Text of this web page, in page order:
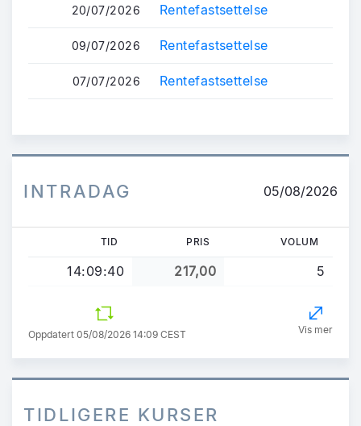
20/07/2026 Rentefastsettelse
09/07/2026 Rentefastsettelse
07/07/2026 Rentefastsettelse
INTRADAG 05/08/2026
TID PRIS VOLUM
14:09:40 217,00 5
Oppdatert 05/08/2026 14:09 CEST Vis mer
TIDLIGERE KURSER